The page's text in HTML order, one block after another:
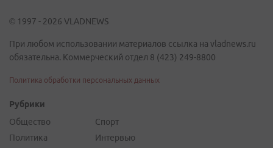
© 1997 - 2026 VLADNEWS
При любом использовании материалов ссылка на vladnews.ru
обязательна. Коммерческий отдел 8 (423) 249-8800
Политика обработки персональных данных
Рубрики
Общество
Политика
Спорт
Интервью